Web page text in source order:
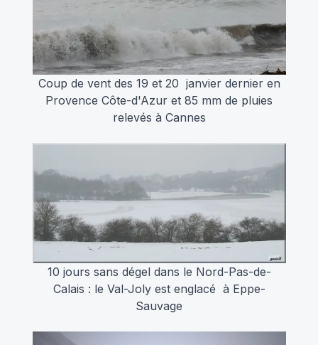
Coup de vent des 19 et 20 janvier dernier en
Provence Côte-d'Azur et 85 mm de pluies
relevés à Cannes
10 jours sans dégel dans le Nord-Pas-de-
Calais : le Val-Joly est englacé à Eppe-
Sauvage